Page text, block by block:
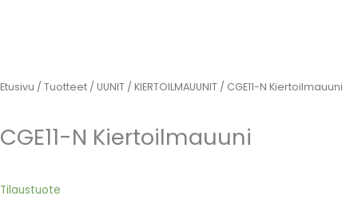
Etusivu / Tuotteet / UUNIT / KIERTOILMAUUNIT / CGE11-N Kiertoilmauuni
CGE11-N Kiertoilmauuni
Tilaustuote
CGE11-